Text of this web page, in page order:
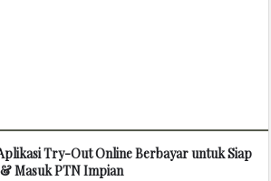
Try-Out Online Berbayar untuk Siap
Masuk PTN Impian